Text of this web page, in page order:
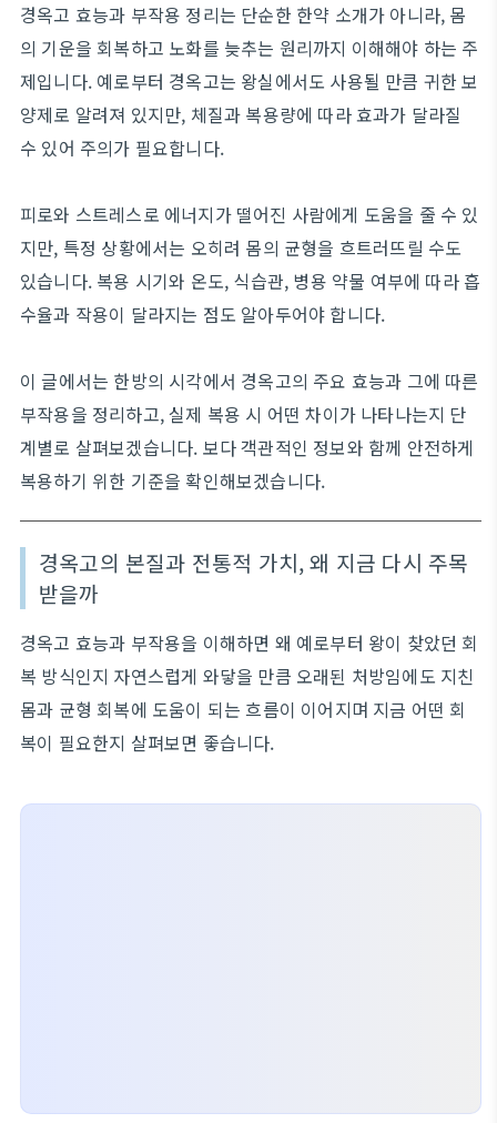
경옥고 효능과 부작용 정리는 단순한 한약 소개가 아니라, 몸
의 기운을 회복하고 노화를 늦추는 원리까지 이해해야 하는 주
제입니다. 예로부터 경옥고는 왕실에서도 사용될 만큼 귀한 보
양제로 알려져 있지만, 체질과 복용량에 따라 효과가 달라질
수 있어 주의가 필요합니다.
피로와 스트레스로 에너지가 떨어진 사람에게 도움을 줄 수 있
지만, 특정 상황에서는 오히려 몸의 균형을 흐트러뜨릴 수도
있습니다. 복용 시기와 온도, 식습관, 병용 약물 여부에 따라 흡
수율과 작용이 달라지는 점도 알아두어야 합니다.
이 글에서는 한방의 시각에서 경옥고의 주요 효능과 그에 따른
부작용을 정리하고, 실제 복용 시 어떤 차이가 나타나는지 단
계별로 살펴보겠습니다. 보다 객관적인 정보와 함께 안전하게
복용하기 위한 기준을 확인해보겠습니다.
경옥고의 본질과 전통적 가치, 왜 지금 다시 주목
받을까
경옥고 효능과 부작용을 이해하면 왜 예로부터 왕이 찾았던 회
복 방식인지 자연스럽게 와닿을 만큼 오래된 처방임에도 지친
몸과 균형 회복에 도움이 되는 흐름이 이어지며 지금 어떤 회
복이 필요한지 살펴보면 좋습니다.